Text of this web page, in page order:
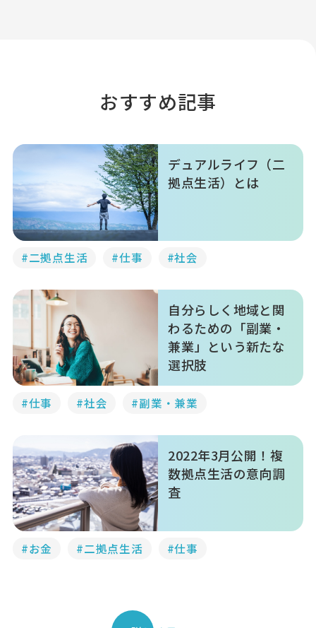
おすすめ記事
デュアルライフ（二
拠点生活）とは
#二拠点生活 #仕事 #社会
自分らしく地域と関
わるための「副業・
兼業」という新たな
選択肢
#仕事 #社会 #副業・兼業
2022年3月公開！複
数拠点生活の意向調
査
#お金 #二拠点生活 #仕事